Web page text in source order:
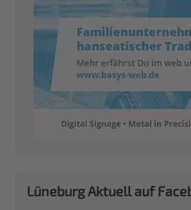
Lüneburg Aktuell auf